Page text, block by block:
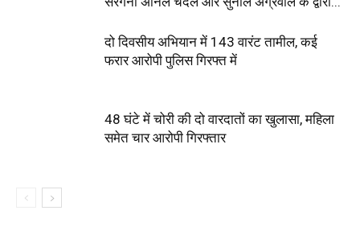
दो दिवसीय अभियान में 143 वारंट तामील, कई
फरार आरोपी पुलिस गिरफ्त में
48 घंटे में चोरी की दो वारदातों का खुलासा, महिला
समेत चार आरोपी गिरफ्तार